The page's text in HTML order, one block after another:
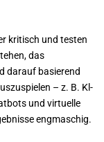
kritisch und testen
das
darauf basierend
– z. B. Kl-
und virtuelle
engmaschig.